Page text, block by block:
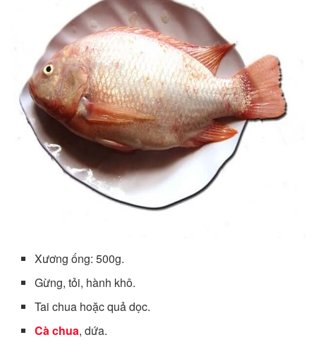
Xương ống: 500g.
Gừng, tỏi, hành khô.
Tai chua hoặc quả dọc.
Cà chua, dứa.